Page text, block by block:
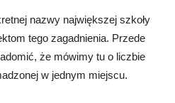
nazwy największej szkoły
tego zagadnienia. Przede
że mówimy tu o liczbie
w jednym miejscu.